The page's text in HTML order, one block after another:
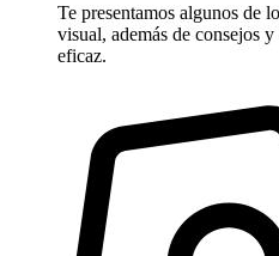
Te presentamos algunos de
visual, además de consejos
eficaz.